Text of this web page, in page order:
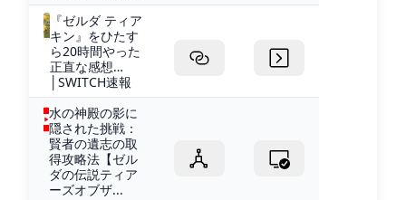
『ゼルダ ティア
キン』をひたす
ら20時間やった
正直な感想…
│SWITCH速報
水の神殿の影に
隠された挑戦：
賢者の遺志の取
得攻略法【ゼル
ダの伝説ティア
ーズオブザ...